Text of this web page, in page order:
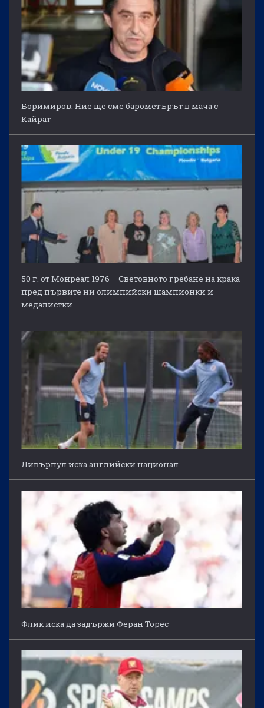
Боримиров: Ние ще сме барометърът в мача с
Кайрат
50 г. от Монреал 1976 – Световното гребане на крака
пред първите ни олимпийски шампионки и
медалистки
Ливърпул иска английски национал
Флик иска да задържи Феран Торес